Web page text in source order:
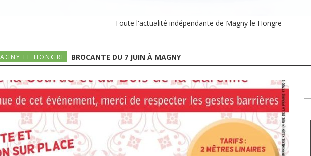
Toute l'actualité indépendante de Magny le Hongre
LE HONGRE BROCANTE DU 7 JUIN À MAGNY